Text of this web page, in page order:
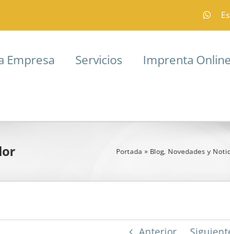
Empresa Servicios Imprenta Online
Portada » Blog, Novedades y